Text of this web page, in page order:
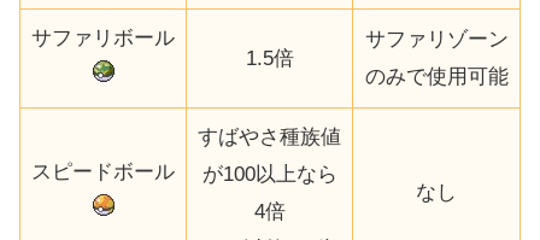
サファリボール
1.5倍
サファリゾーン
のみで使用可能
スピードボール
すばやさ種族値
が100以上なら
4倍
なし